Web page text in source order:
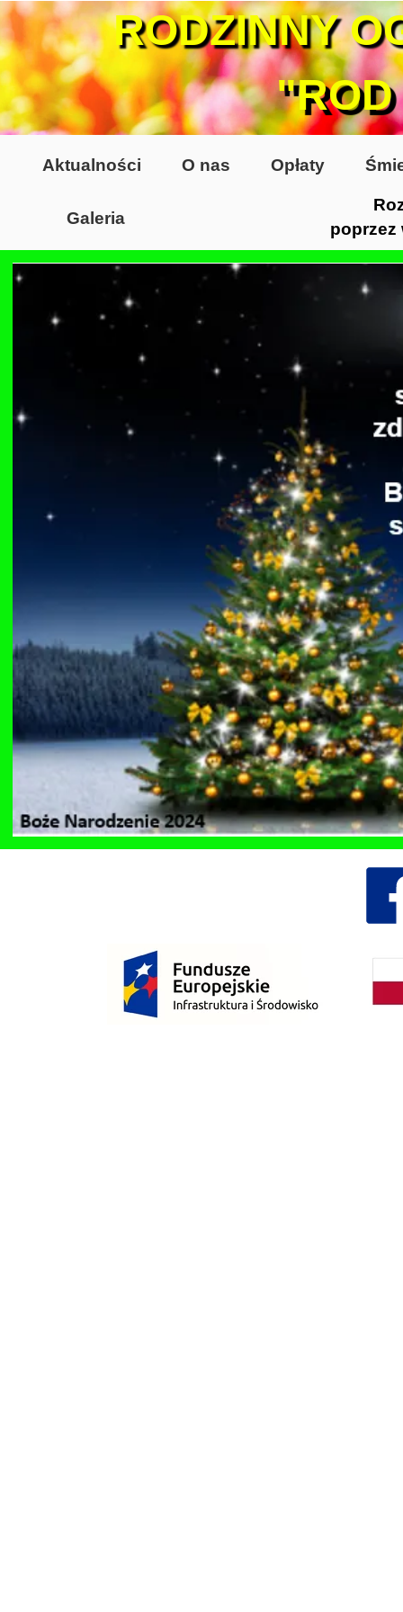
poprzez
Galeria
Lata 70-te, lata 80-te
Altany lata 70-te, 80-te
Dzień Działkowca 2005
Dzień Działkowca 2006
Dzień Działkowca 2012
Protest w Warszawie 2013
Protest w Bydgoszczy 2013
Dzień Działkowca 2013
Dzień Działkowca 2014
Dzień Działkowca 2015
Dzień Działkowca 2019
Dzień Działkowca 2022
Dzień Działkowca 2023
Aktualności O nas Opłaty
RODZINNY